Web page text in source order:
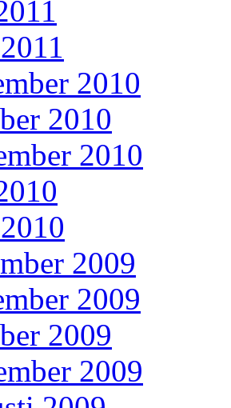
2010
2010
2010
2009
2009
2009
2009